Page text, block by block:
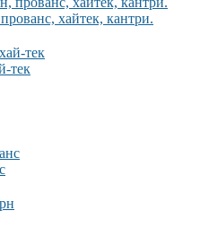
хайтек, кантри.
тек